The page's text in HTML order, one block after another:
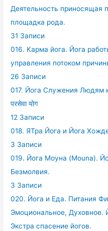
Деятельность приносящая
площадка рода.
31 Записи
016. Карма йога. Йога
управления потоком
26 Записи
017. Йога Служения Людям
परसेवा योग
12 Записи
018. ЯТра Йога и Йога
3 Записи
019. Йога Моуна (Mouna).
Безмолвия.
3 Записи
020. Йога и Еда. Питания
Эмоциональное, Духовное.
Экстра спасение йогов.